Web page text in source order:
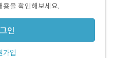
용을 확인해보세요.
인
가입